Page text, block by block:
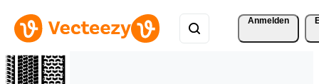
Anmelden